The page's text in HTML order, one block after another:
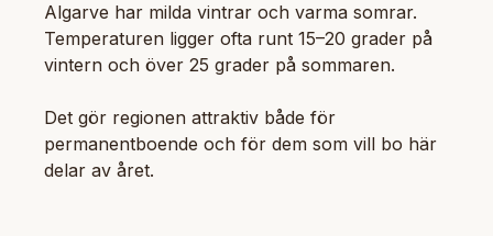
Algarve har milda vintrar och varma somrar.
Temperaturen ligger ofta runt 15–20 grader på
vintern och över 25 grader på sommaren.
Det gör regionen attraktiv både för
permanentboende och för dem som vill bo här
delar av året.